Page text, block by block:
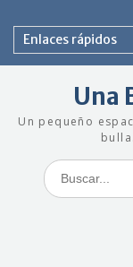
contenido
Enlaces rápidos
Una
Un pequeño
Buscar: